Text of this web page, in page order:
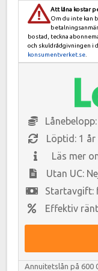
Att låna kostar
Om du inte kan
bostad, teckna
och skuldrådgivningen i
konsumentverket.se
Löptid: 1 år
Läs mer
Utan UC:
Startavgift:
Effektiv
Annuitetslån på 600